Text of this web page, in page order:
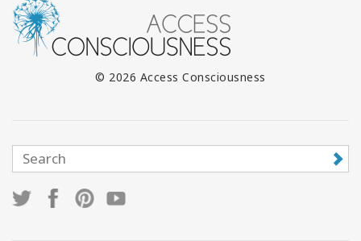
© 2026 Access Consciousness